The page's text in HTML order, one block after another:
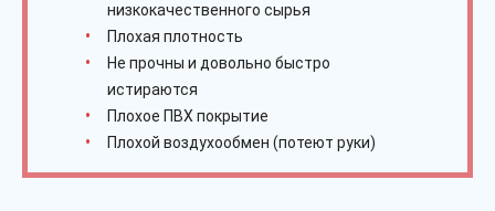
низкокачественного сырья
Плохая плотность
Не прочны и довольно быстро
истираются
Плохое ПВХ покрытие
Плохой воздухообмен (потеют руки)